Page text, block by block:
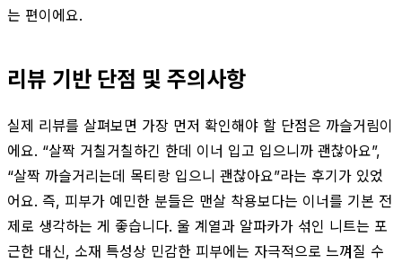
는 편이에요.
리뷰 기반 단점 및 주의사항
실제 리뷰를 살펴보면 가장 먼저 확인해야 할 단점은 까슬거림이
에요. “살짝 거칠거칠하긴 한데 이너 입고 입으니까 괜찮아요”,
“살짝 까슬거리는데 목티랑 입으니 괜찮아요”라는 후기가 있었
어요. 즉, 피부가 예민한 분들은 맨살 착용보다는 이너를 기본 전
제로 생각하는 게 좋습니다. 울 계열과 알파카가 섞인 니트는 포
근한 대신, 소재 특성상 민감한 피부에는 자극적으로 느껴질 수